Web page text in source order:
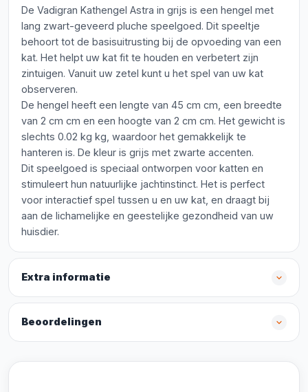
De Vadigran Kathengel Astra in grijs is een hengel met
lang zwart-geveerd pluche speelgoed. Dit speeltje
behoort tot de basisuitrusting bij de opvoeding van een
kat. Het helpt uw kat fit te houden en verbetert zijn
zintuigen. Vanuit uw zetel kunt u het spel van uw kat
observeren.
De hengel heeft een lengte van 45 cm cm, een breedte
van 2 cm cm en een hoogte van 2 cm cm. Het gewicht is
slechts 0.02 kg kg, waardoor het gemakkelijk te
hanteren is. De kleur is grijs met zwarte accenten.
Dit speelgoed is speciaal ontworpen voor katten en
stimuleert hun natuurlijke jachtinstinct. Het is perfect
voor interactief spel tussen u en uw kat, en draagt bij
aan de lichamelijke en geestelijke gezondheid van uw
huisdier.
Extra informatie
Beoordelingen